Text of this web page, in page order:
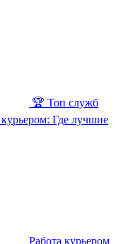
🏆 Топ служб
Где лучшие
Работа курьером